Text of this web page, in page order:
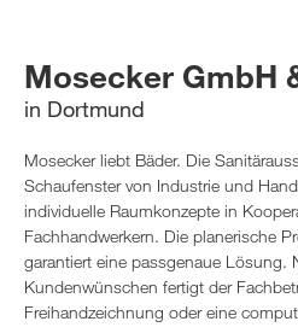
Mosecker GmbH
in Dortmund
Mosecker liebt Bäder. Die
Schaufenster von Industrie und
individuelle Raumkonzepte in
Fachhandwerkern. Die planerische
garantiert eine passgenaue Lösung.
Kundenwünschen fertigt der
Freihandzeichnung oder eine